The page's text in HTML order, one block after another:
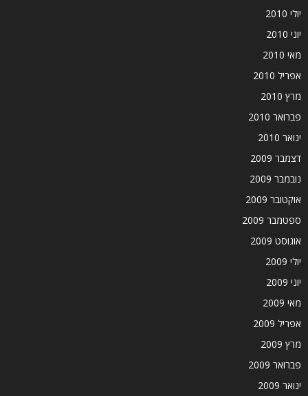
יולי 2010
יוני 2010
מאי 2010
אפריל 2010
מרץ 2010
פברואר 2010
ינואר 2010
דצמבר 2009
נובמבר 2009
אוקטובר 2009
ספטמבר 2009
אוגוסט 2009
יולי 2009
יוני 2009
מאי 2009
אפריל 2009
מרץ 2009
פברואר 2009
ינואר 2009